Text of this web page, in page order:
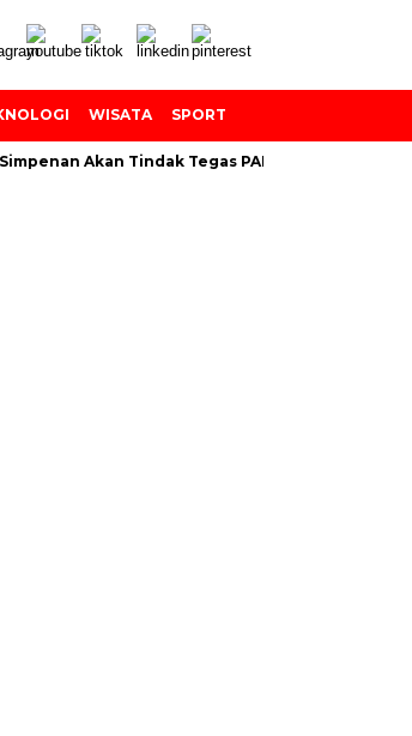
WISATA SPORT
Akan Tindak Tegas PANTARLIH Yang